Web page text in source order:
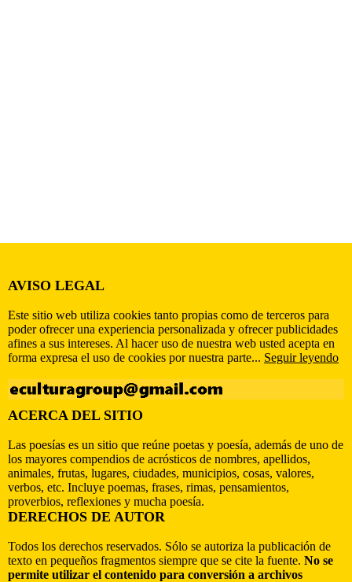
AVISO LEGAL
Este sitio web utiliza cookies tanto propias como de terceros para
poder ofrecer una experiencia personalizada y ofrecer publicidades
afines a sus intereses. Al hacer uso de nuestra web usted acepta en
forma expresa el uso de cookies por nuestra parte... Seguir leyendo
ACERCA DEL SITIO
Las poesías es un sitio que reúne poetas y poesía, además de uno de
los mayores compendios de acrósticos de nombres, apellidos,
animales, frutas, lugares, ciudades, municipios, cosas, valores,
verbos, etc. Incluye poemas, frases, rimas, pensamientos,
proverbios, reflexiones y mucha poesía.
DERECHOS DE AUTOR
Todos los derechos reservados. Sólo se autoriza la publicación de
texto en pequeños fragmentos siempre que se cite la fuente. No se
permite utilizar el contenido para conversión a archivos